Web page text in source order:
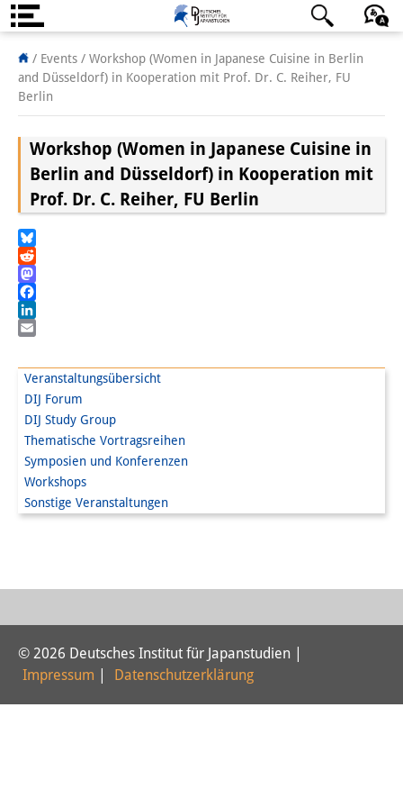
Über uns
Institut
Institutsleitung
Forschungsteam
StipendiatInnen
PraktikantInnen
DIJ Alumni
Forschung
Forschungsfeld:
Forschungsfeld:
Digitale Transformation
日本語 English Deutsch
/ Events / Workshop (Women in Japanese Cuisine in Berlin
and Düsseldorf) in Kooperation mit Prof. Dr. C. Reiher, FU
Berlin
Veranstaltungsübersicht
DIJ Forum
DIJ Study Group
Thematische Vortragsreihen
Symposien und Konferenzen
Workshops
Sonstige Veranstaltungen
Workshop (Women in Japanese Cuisine in
Berlin and Düsseldorf) in Kooperation mit
Prof. Dr. C. Reiher, FU Berlin
Bluesky
Reddit
Mastodon
Facebook
LinkedIn
© 2026 Deutsches Institut für Japanstudien |
Impressum
Datenschutzerklärung